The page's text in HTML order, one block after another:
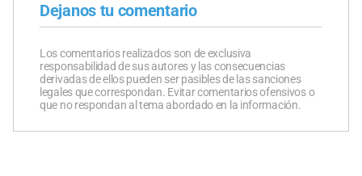
Dejanos tu comentario
Los comentarios realizados son de exclusiva
responsabilidad de sus autores y las consecuencias
derivadas de ellos pueden ser pasibles de las sanciones
legales que correspondan. Evitar comentarios ofensivos o
que no respondan al tema abordado en la información.